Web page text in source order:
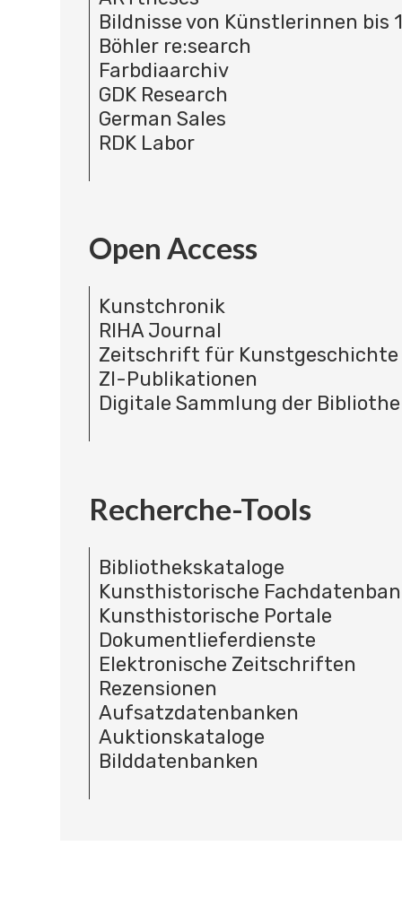
Bildnisse von Künstlerinnen bis
Böhler re:search
Farbdiaarchiv
GDK Research
German Sales
RDK Labor
Open Access
Kunstchronik
RIHA Journal
Zeitschrift für Kunstgeschichte
ZI-Publikationen
Digitale Sammlung der
Recherche-Tools
Bibliothekskataloge
Kunsthistorische
Kunsthistorische Portale
Dokumentlieferdienste
Elektronische Zeitschriften
Rezensionen
Aufsatzdatenbanken
Auktionskataloge
Bilddatenbanken